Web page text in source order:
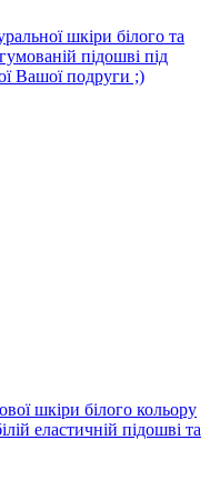
шкіри білого та
підошві під
Вашої подруги ;)
шкіри білого кольору
еластичній підошві та